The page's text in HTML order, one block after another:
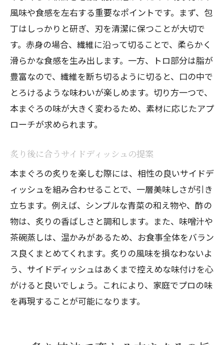
風味や食感を左右する重要なポイントです。まず、包
丁はしっかりと研ぎ、刃を清潔に保つことが大切で
す。赤身の場合、繊維に沿って切ることで、柔らかく
滑らかな食感を生み出します。一方、トロ部分は脂が
豊富なので、繊維を断ち切るように切ると、口の中で
とろけるような味わいが楽しめます。切り方一つで、
本まぐろの味が大きく変わるため、素材に応じたアプ
ローチが求められます。
炙り後に合うサイドディッシュの提案
本まぐろの炙りを楽しむ際には、相性の良いサイドデ
ィッシュを組み合わせることで、一層美味しさが引き
立ちます。例えば、シンプルな青菜の和え物や、酢の
物は、炙りの香ばしさと調和します。また、味噌汁や
茶碗蒸しは、温かみがあるため、お食事全体をバラン
ス良くまとめてくれます。炙りの風味を損なわないよ
う、サイドディッシュはあくまで控えめな味付けを心
がけると良いでしょう。これにより、家庭でプロの味
を再現することが可能になります。